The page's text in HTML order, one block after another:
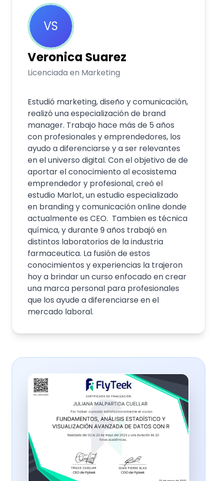
VS
Veronica Suarez
Licenciada en Marketing
Estudió marketing, diseño y comunicación,
realizó una especialización de brand
manager. Trabajo hace más de 5 años
con profesionales y emprendedores, los
ayudo a diferenciarse y a ser relevantes
en el universo digital. Con el objetivo de de
aportar el conocimiento al ecosistema
emprendedor y profesional, creó el
estudio Marlot, un estudio especializado
en branding y comunicación online donde
actualmente es CEO. Tambien es técnica
química, y durante 9 años trabajó en
distintos laboratorios de la industria
farmaceutica. La fusión de estos
conocimientos y experiencias la trajeron
hoy a brindar un curso enfocado en crear
una marca personal para profesionales
que los ayude a diferenciarse en el
mercado laboral.